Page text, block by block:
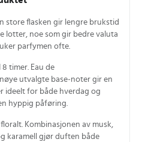
store flasken gir lengre brukstid
lotter, noe som gir bedre valuta
parfymen ofte.
timer. Eau de
utvalgte base‑noter gir en
ideelt for både hverdag og
hyppig påføring.
Kombinasjonen av musk,
karamell gjør duften både